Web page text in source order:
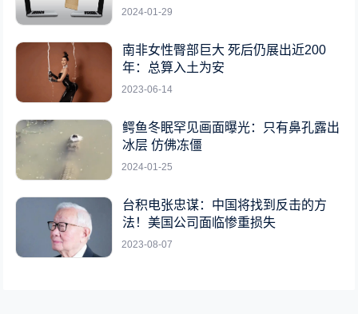
2024-01-29
南非女性臀部巨大 死后仍展出近200
年：总算入土为安
2023-06-14
鳄鱼冬眠罕见画面曝光：只有鼻孔露出
冰层 仿佛冻僵
2024-01-25
台积电张忠谋：中国将找到反击的方
法！美国公司面临惨重损失
2023-08-07